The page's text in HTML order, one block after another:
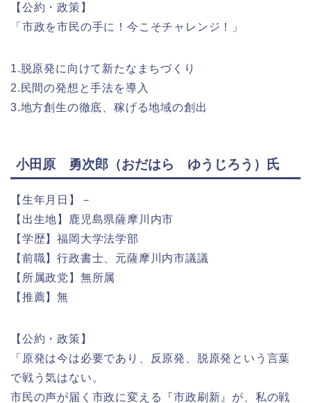
【公約・政策】
「市政を市民の手に！今こそチャレンジ！」
1.脱原発に向けて新たなまちづくり
2.民間の発想と手法を導入
3.地方創生の徹底、稼げる地域の創出
小田原 勇次郎（おだはら ゆうじろう）氏
【生年月日】－
【出生地】鹿児島県薩摩川内市
【学歴】福岡大学法学部
【前職】行政書士、元薩摩川内市議議
【所属政党】無所属
【推薦】無
【公約・政策】
「原発は今は必要であり、反原発、脱原発という言葉
で戦う気はない。
市民の声が届く市政に変える『市政刷新』が、私の戦